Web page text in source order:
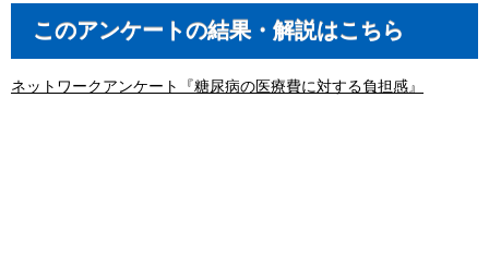
このアンケートの結果・解説はこちら
ネットワークアンケート『糖尿病の医療費に対する負担感』